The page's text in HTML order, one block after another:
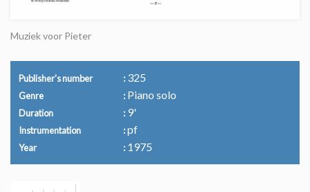
Muziek voor Pieter
Publisher's number 325
Genre Piano solo
Duration 9'
Instrumentation pf
Year 1975